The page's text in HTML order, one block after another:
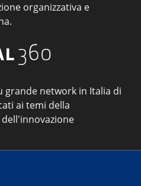
organizzativa e
grande network in Italia di
ai temi della